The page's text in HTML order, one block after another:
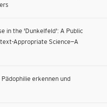
in the 'Dunkelfeld': A Public
Appropriate Science—A
erkennen und